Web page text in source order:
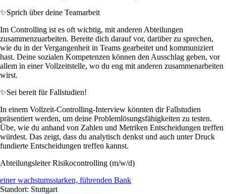
✨Sprich über deine Teamarbeit
Im Controlling ist es oft wichtig, mit anderen Abteilungen
zusammenzuarbeiten. Bereite dich darauf vor, darüber zu sprechen,
wie du in der Vergangenheit in Teams gearbeitet und kommuniziert
hast. Deine sozialen Kompetenzen können den Ausschlag geben, vor
allem in einer Vollzeitstelle, wo du eng mit anderen zusammenarbeiten
wirst.
✨Sei bereit für Fallstudien!
In einem Vollzeit-Controlling-Interview könnten dir Fallstudien
präsentiert werden, um deine Problemlösungsfähigkeiten zu testen.
Übe, wie du anhand von Zahlen und Metriken Entscheidungen treffen
würdest. Das zeigt, dass du analytisch denkst und auch unter Druck
fundierte Entscheidungen treffen kannst.
Abteilungsleiter Risikocontrolling (m/w/d)
einer wachstumsstarken, führenden Bank
Standort: Stuttgart